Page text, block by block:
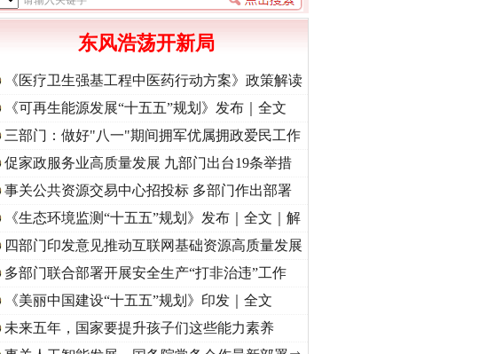
懂乐至的“诗与远方”·[视频]从《水浒传》看间谍“攻心套路”
东风浩荡开新局
《医疗卫生强基工程中医药行动方案》政策解读
《可再生能源发展“十五五”规划》发布｜全文
三部门：做好"八一"期间拥军优属拥政爱民工作
促家政服务业高质量发展 九部门出台19条举措
事关公共资源交易中心招投标 多部门作出部署
《生态环境监测“十五五”规划》发布｜全文｜解
读
四部门印发意见推动互联网基础资源高质量发展
多部门联合部署开展安全生产“打非治违”工作
《美丽中国建设“十五五”规划》印发｜全文
未来五年，国家要提升孩子们这些能力素养